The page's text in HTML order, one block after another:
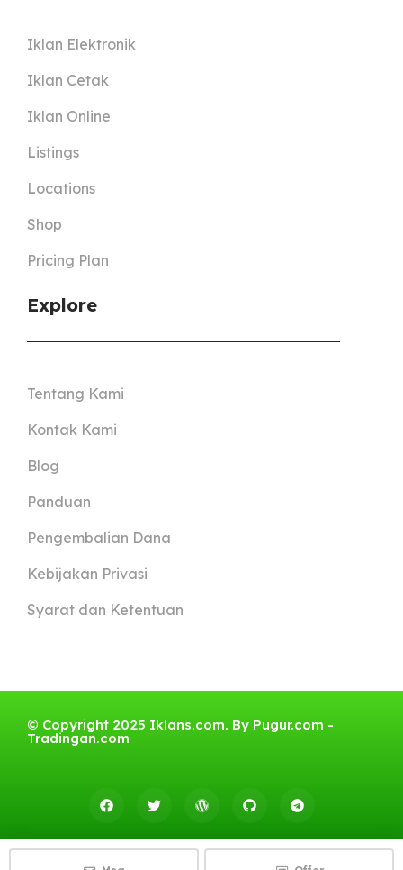
Iklan Elektronik
Iklan Cetak
Iklan Online
Listings
Locations
Shop
Pricing Plan
Explore
Tentang Kami
Kontak Kami
Blog
Panduan
Pengembalian Dana
Kebijakan Privasi
Syarat dan Ketentuan
© Copyright 2025 Iklans.com. By Pugur.com -
Tradingan.com